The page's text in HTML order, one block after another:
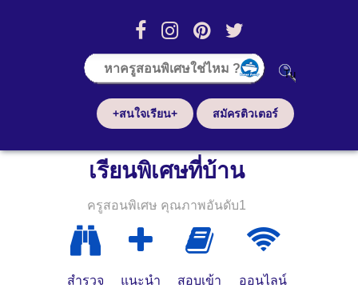
+สนใจเรียน+ สมัครติวเตอร์
เรียนพิเศษที่บ้าน
ครูสอนพิเศษ คุณภาพอันดับ1
สำรวจ แนะนำ สอบเข้า ออนไลน์